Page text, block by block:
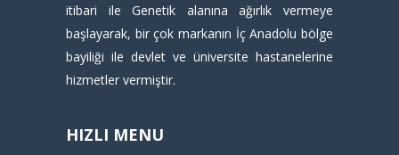
itibari ile Genetik alanına ağırlık vermeye
başlayarak, bir çok markanın İç Anadolu bölge
bayiliği ile devlet ve üniversite hastanelerine
hizmetler vermiştir.
HIZLI MENU